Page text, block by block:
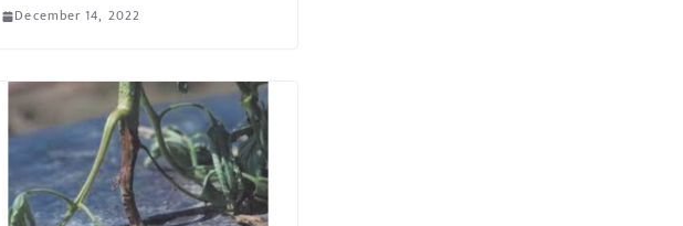
December 14, 2022